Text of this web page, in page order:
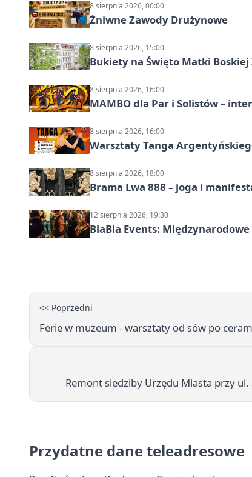
8 sierpnia 2026, 00:00
Żniwne Zawody Drużynowe
8 sierpnia 2026, 15:00
Bukiety na Święto Matki Boskiej
8 sierpnia 2026, 16:00
MAMBO dla Par i Solistów –
8 sierpnia 2026, 16:00
Warsztaty Tanga
8 sierpnia 2026, 18:00
Brama Lwa 888 – joga i
12 sierpnia 2026, 19:30
BlaBla Events:
<< Poprzedni
Ferie w muzeum - warsztaty od sów po
Remont siedziby Urzędu Miasta przy
Przydatne dane teleadresowe